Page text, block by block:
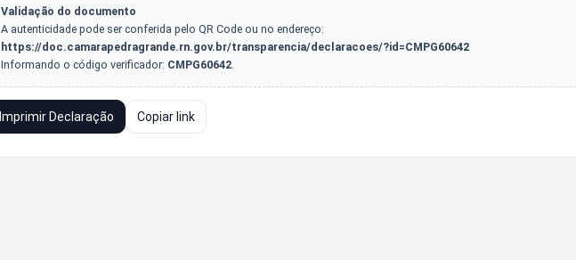
Validação do documento
A autenticidade pode ser conferida pelo QR Code ou no endereço:
https://doc.camarapedragrande.rn.gov.br/transparencia/declaracoes/?id=CMPG60642
Informando o código verificador: CMPG60642.
Imprimir Declaração Copiar link